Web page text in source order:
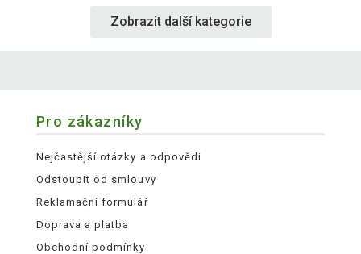
Zobrazit další kategorie
Pro zákazníky
Nejčastější otázky a odpovědi
Odstoupit od smlouvy
Reklamační formulář
Doprava a platba
Obchodní podmínky